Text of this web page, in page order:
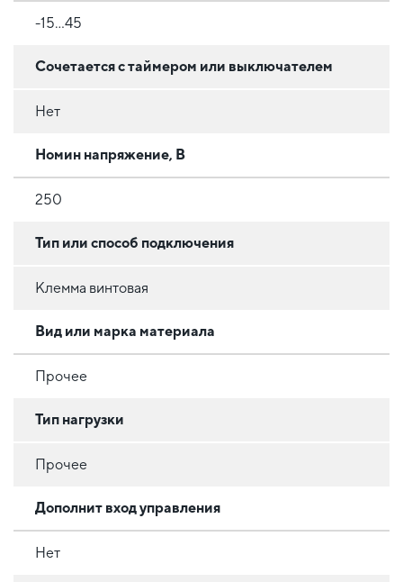
-15...45
Сочетается с таймером или выключателем
Нет
Номин напряжение, В
250
Тип или способ подключения
Клемма винтовая
Вид или марка материала
Прочее
Тип нагрузки
Прочее
Дополнит вход управления
Нет